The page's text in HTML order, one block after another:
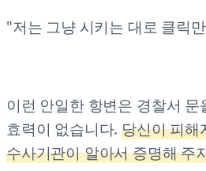
"저는 그냥 시키는 대로 클릭
이런 안일한 항변은 경찰서 문
효력이 없습니다.당신이 피해
수사기관이 알아서 증명해 주